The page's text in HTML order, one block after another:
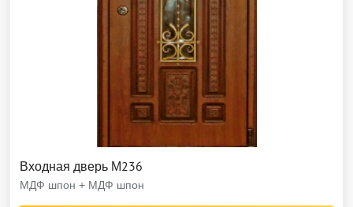
Входная дверь М236
МДФ шпон + МДФ шпон